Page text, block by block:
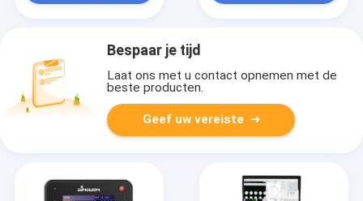
Bespaar je tijd
Laat ons met u contact opnemen met de
beste producten.
Geef uw vereiste